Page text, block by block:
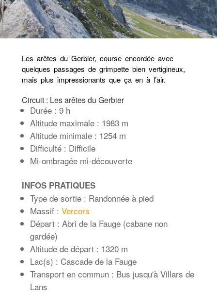
Les arêtes du Gerbier, course encordée avec
quelques passages de grimpette bien vertigineux,
mais plus impressionants que ça en à l’air.
Circuit : Les arêtes du Gerbier
Durée : 9 h
Altitude maximale : 1983 m
Altitude minimale : 1254 m
Difficulté : Difficile
Mi-ombragée mi-découverte
INFOS PRATIQUES
Type de sortie : Randonnée à pied
Massif : Vercors
Départ : Abri de la Fauge (cabane non
gardée)
Altitude de départ : 1320 m
Lac(s) : Cascade de la Fauge
Transport en commun : Bus jusqu'à Villars de
Lans